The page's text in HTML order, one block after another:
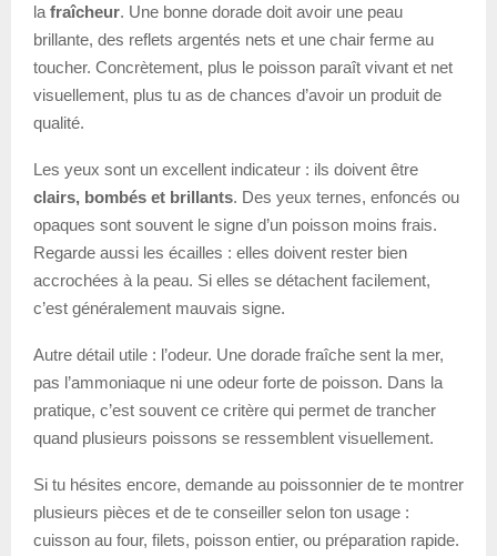
la fraîcheur. Une bonne dorade doit avoir une peau
brillante, des reflets argentés nets et une chair ferme au
toucher. Concrètement, plus le poisson paraît vivant et net
visuellement, plus tu as de chances d’avoir un produit de
qualité.
Les yeux sont un excellent indicateur : ils doivent être
clairs, bombés et brillants. Des yeux ternes, enfoncés ou
opaques sont souvent le signe d’un poisson moins frais.
Regarde aussi les écailles : elles doivent rester bien
accrochées à la peau. Si elles se détachent facilement,
c’est généralement mauvais signe.
Autre détail utile : l’odeur. Une dorade fraîche sent la mer,
pas l’ammoniaque ni une odeur forte de poisson. Dans la
pratique, c’est souvent ce critère qui permet de trancher
quand plusieurs poissons se ressemblent visuellement.
Si tu hésites encore, demande au poissonnier de te montrer
plusieurs pièces et de te conseiller selon ton usage :
cuisson au four, filets, poisson entier, ou préparation rapide.